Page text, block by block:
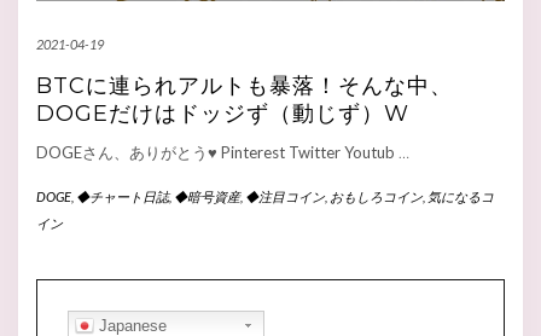
2021-04-19
BTCに連られアルトも暴落！そんな中、
DOGEだけはドッジず（動じず）W
DOGEさん、ありがとう♥ Pinterest Twitter Youtub …
DOGE ◆チャート日誌, ◆暗号資産, ◆注目コイン おもしろコイン 気になるコ
イン
Japanese